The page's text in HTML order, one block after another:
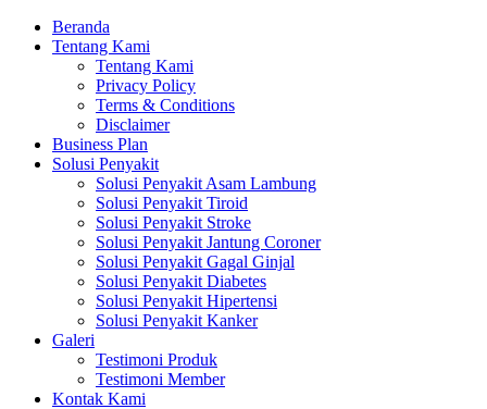
Beranda
Tentang Kami
Tentang Kami
Privacy Policy
Terms & Conditions
Disclaimer
Business Plan
Solusi Penyakit
Solusi Penyakit Asam Lambung
Solusi Penyakit Tiroid
Solusi Penyakit Stroke
Solusi Penyakit Jantung Coroner
Solusi Penyakit Gagal Ginjal
Solusi Penyakit Diabetes
Solusi Penyakit Hipertensi
Solusi Penyakit Kanker
Galeri
Testimoni Produk
Testimoni Member
Kontak Kami